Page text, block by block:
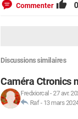
Commenter 0
Discussions similaires
Caméra Ctronics
Fredxiorcal -27 avr.
Raf- 13 mars